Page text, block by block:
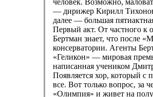
человек. Возможно,
— дирижер Кирилл Тихонов
далее — большая
Первый акт. От частного к
Бертман знает, что после
консерватории. Агенты
«Геликон» — мировая
написанная учеником
Появляется хор, который с
все. Вот только вопрос, за
«Олимпия» и живет на